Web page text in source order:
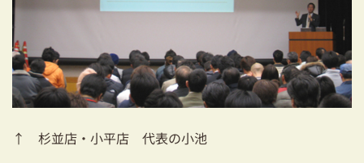
↑ 杉並店・小平店 代表の小池